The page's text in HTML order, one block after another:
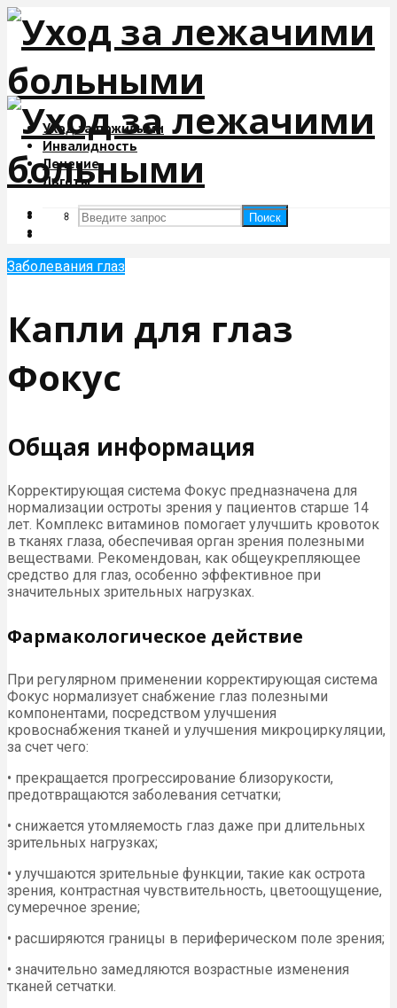
Уход за пожилыми
Инвалидность
Лечение
Льготы
Поиск
Поиск
Заболевания глаз
Капли для глаз
Фокус
Общая информация
Корректирующая система Фокус предназначена для
нормализации остроты зрения у пациентов старше 14
лет. Комплекс витаминов помогает улучшить кровоток
в тканях глаза, обеспечивая орган зрения полезными
веществами. Рекомендован, как общеукрепляющее
средство для глаз, особенно эффективное при
значительных зрительных нагрузках.
Фармакологическое действие
При регулярном применении корректирующая система
Фокус нормализует снабжение глаз полезными
компонентами, посредством улучшения
кровоснабжения тканей и улучшения микроциркуляции,
за счет чего:
• прекращается прогрессирование близорукости,
предотвращаются заболевания сетчатки;
• снижается утомляемость глаз даже при длительных
зрительных нагрузках;
• улучшаются зрительные функции, такие как острота
зрения, контрастная чувствительность, цветоощущение,
сумеречное зрение;
• расширяются границы в периферическом поле зрения;
• значительно замедляются возрастные изменения
тканей сетчатки.